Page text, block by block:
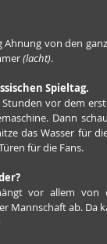
von den
(lacht).
Spieltag.
vor dem
Dann
das Wasser für
für die Fans.
vor allem von
Mannschaft ab. Da